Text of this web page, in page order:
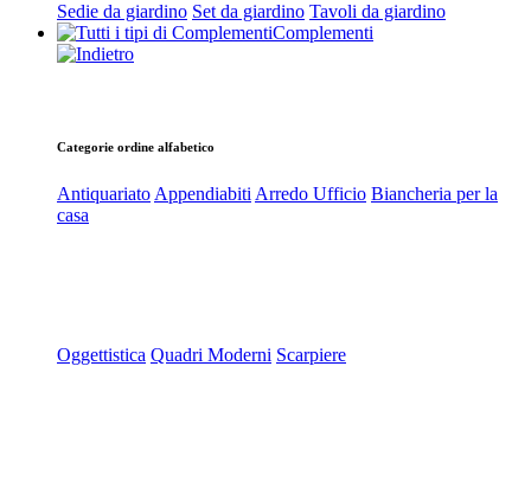
Sedie da giardino Set da giardino Tavoli da giardino
Complementi
Categorie ordine alfabetico
Antiquariato Appendiabiti Arredo Ufficio Biancheria per la
casa
Oggettistica Quadri Moderni Scarpiere